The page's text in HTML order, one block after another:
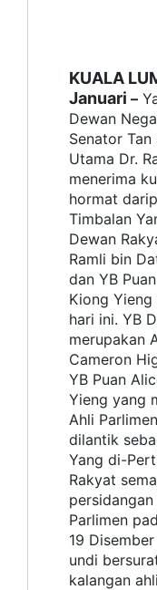
KUALA
Januari –
Dewan
Senator Tan
Utama Dr.
menerima
hormat
Timbalan
Dewan
Ramli bin
dan YB
Kiong
hari ini. YB
merupakan
Cameron
YB Puan
Yieng yang
Ahli
dilantik
Yang di-
Rakyat
Parlimen
19
undi
kalangan